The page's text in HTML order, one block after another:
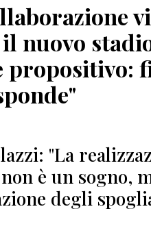
nuovo
propositivo:
"La
è un sogno,
degli